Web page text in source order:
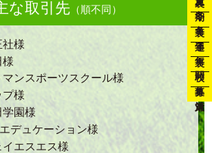
な取引先 （順不同）
様
様
ンスポーツスクール様
様
園様
デュケーション様
エスエス様
冬期
冬裏
通年
年裏
開校
募集
対策